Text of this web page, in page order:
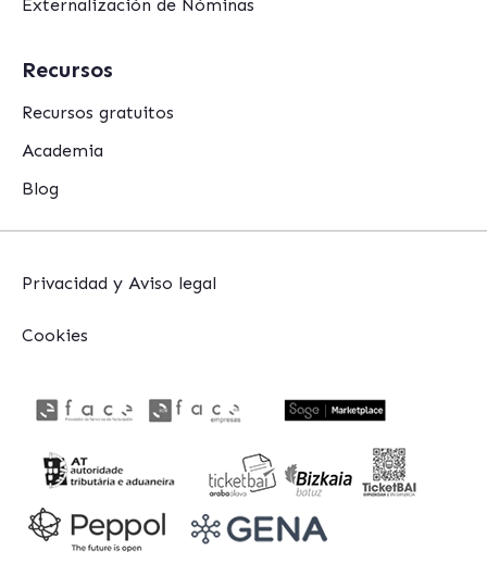
Externalización de Nóminas
Recursos
Recursos gratuitos
Academia
Blog
Privacidad y Aviso legal
Cookies